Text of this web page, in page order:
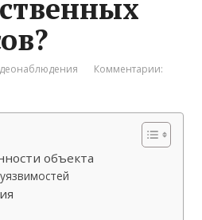
Комментарии:
объекта